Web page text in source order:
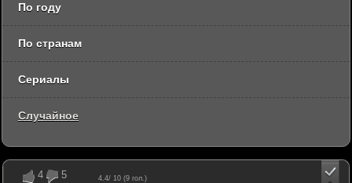
4 5 4.4/ 10 (9 гол.)
По году
По странам
Сериалы
Случайное